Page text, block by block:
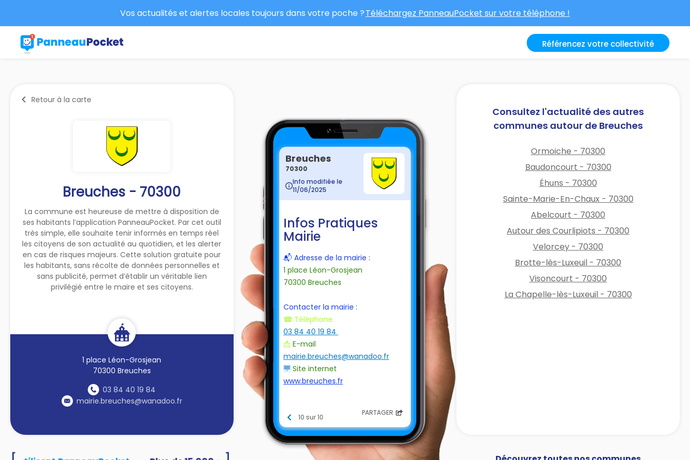
Vos actualités et alertes locales toujours dans votre poche ?Téléchargez PanneauPocket sur votre téléphone !
Référencez votre collectivité
Retour à la carte
Breuches - 70300
La commune est heureuse de mettre à disposition de
ses habitants l’application PanneauPocket. Par cet outil
très simple, elle souhaite tenir informés en temps réel
les citoyens de son actualité au quotidien, et les alerter
en cas de risques majeurs. Cette solution gratuite pour
les habitants, sans récolte de données personnelles et
sans publicité, permet d’établir un véritable lien
privilégié entre le maire et ses citoyens.
1 place Léon-Grosjean
70300 Breuches
03 84 40 19 84
mairie.breuches@wanadoo.fr
Breuches
70300
Info modifiée le
11/06/2025
Infos Pratiques
Mairie
📬 Adresse de la mairie :
1 place Léon-Grosjean
70300 Breuches
Contacter la mairie :
☎ Téléphone
03 84 40 19 84
📩 E-mail
mairie.breuches@wanadoo.fr
🖥Site internet
www.breuches.fr
Lundi mardi mercredi jeudi
vendredi
8h30 à 12h30
Lundi mardi mercredi
10 sur 10 PARTAGER
Consultez l'actualité des autres
communes autour de Breuches
Ormoiche - 70300
Baudoncourt - 70300
Éhuns - 70300
Sainte-Marie-En-Chaux - 70300
Abelcourt - 70300
Autour des Courlipiots - 70300
Velorcey - 70300
Brotte-lès-Luxeuil - 70300
Visoncourt - 70300
La Chapelle-lès-Luxeuil - 70300